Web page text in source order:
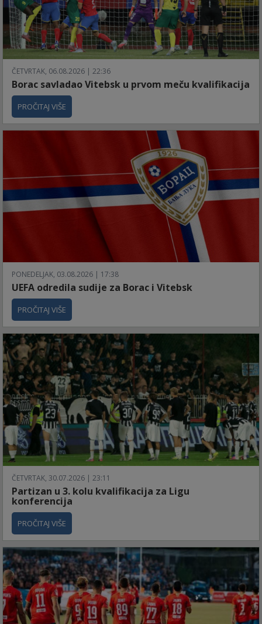
ČETVRTAK, 06.08.2026 | 22:36
Borac savladao Vitebsk u prvom meču kvalifikacija
PROČITAJ VIŠE
PONEDELJAK, 03.08.2026 | 17:38
UEFA odredila sudije za Borac i Vitebsk
PROČITAJ VIŠE
ČETVRTAK, 30.07.2026 | 23:11
Partizan u 3. kolu kvalifikacija za Ligu
konferencija
PROČITAJ VIŠE